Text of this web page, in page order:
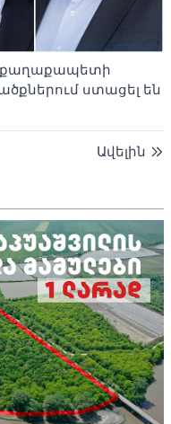
քաղաքապետի
ստացել են
Ավելին